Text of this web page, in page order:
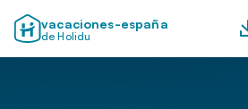
vacaciones-españa
de Holidu